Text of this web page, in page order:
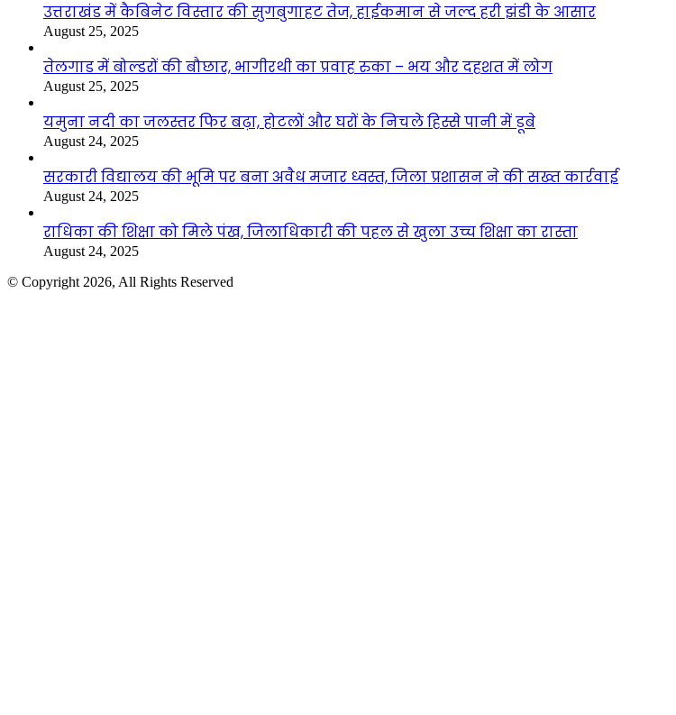
उत्तराखंड में कैबिनेट विस्तार की सुगबुगाहट तेज, हाईकमान से जल्द हरी झंडी के आसार
August 25, 2025
तेलगाड में बोल्डरों की बौछार, भागीरथी का प्रवाह रुका – भय और दहशत में लोग
August 25, 2025
यमुना नदी का जलस्तर फिर बढ़ा, होटलों और घरों के निचले हिस्से पानी में डूबे
August 24, 2025
सरकारी विद्यालय की भूमि पर बना अवैध मजार ध्वस्त, जिला प्रशासन ने की सख्त कार्रवाई
August 24, 2025
राधिका की शिक्षा को मिले पंख, जिलाधिकारी की पहल से खुला उच्च शिक्षा का रास्ता
August 24, 2025
© Copyright 2026, All Rights Reserved